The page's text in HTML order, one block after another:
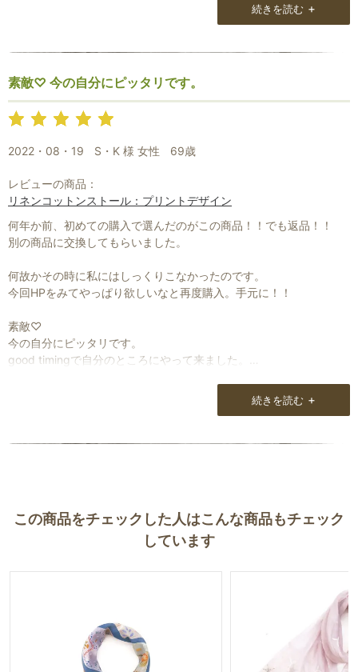
続きを読む +
素敵♡ 今の自分にピッタリです。
2022・08・19 S・K 様 女性 69歳
レビューの商品：
リネンコットンストール：プリントデザイン
何年か前、初めての購入で選んだのがこの商品！！でも返品！！
別の商品に交換してもらいました。
何故かその時に私にはしっくりこなかったのです。
今回HPをみてやっぱり欲しいなと再度購入。手元に！！
素敵♡
今の自分にピッタリです。
good timingで自分のところにやって来ました。
続きを読む +
この商品をチェックした人はこんな商品もチェック
しています